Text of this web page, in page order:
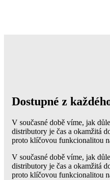
Dostupné z
V současné době víme, jak
distributory je čas a okamžitá
proto klíčovou funkcionalitou
V současné době víme, jak
distributory je čas a okamžitá
proto klíčovou funkcionalitou